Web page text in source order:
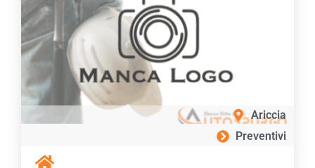
Ariccia
Preventivi